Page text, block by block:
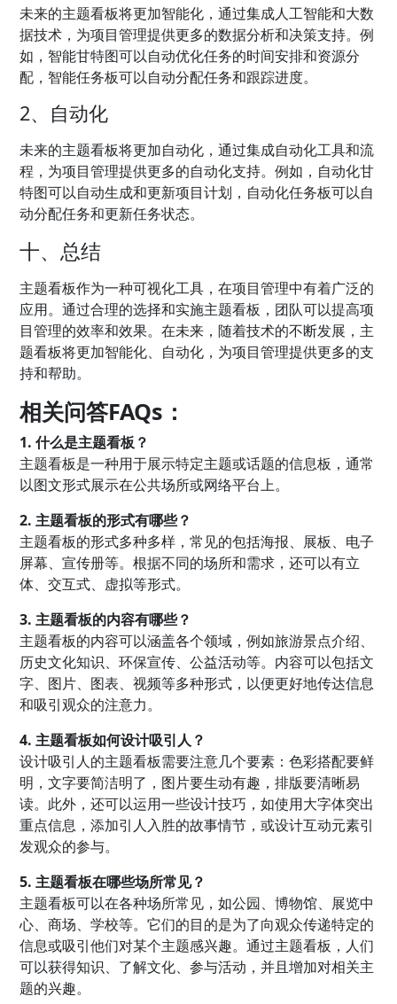
未来的主题看板将更加智能化，通过集成人工智能和大数
据技术，为项目管理提供更多的数据分析和决策支持。例
如，智能甘特图可以自动优化任务的时间安排和资源分
配，智能任务板可以自动分配任务和跟踪进度。
2、自动化
未来的主题看板将更加自动化，通过集成自动化工具和流
程，为项目管理提供更多的自动化支持。例如，自动化甘
特图可以自动生成和更新项目计划，自动化任务板可以自
动分配任务和更新任务状态。
十、总结
主题看板作为一种可视化工具，在项目管理中有着广泛的
应用。通过合理的选择和实施主题看板，团队可以提高项
目管理的效率和效果。在未来，随着技术的不断发展，主
题看板将更加智能化、自动化，为项目管理提供更多的支
持和帮助。
相关问答FAQs：
1. 什么是主题看板？
主题看板是一种用于展示特定主题或话题的信息板，通常
以图文形式展示在公共场所或网络平台上。
2. 主题看板的形式有哪些？
主题看板的形式多种多样，常见的包括海报、展板、电子
屏幕、宣传册等。根据不同的场所和需求，还可以有立
体、交互式、虚拟等形式。
3. 主题看板的内容有哪些？
主题看板的内容可以涵盖各个领域，例如旅游景点介绍、
历史文化知识、环保宣传、公益活动等。内容可以包括文
字、图片、图表、视频等多种形式，以便更好地传达信息
和吸引观众的注意力。
4. 主题看板如何设计吸引人？
设计吸引人的主题看板需要注意几个要素：色彩搭配要鲜
明，文字要简洁明了，图片要生动有趣，排版要清晰易
读。此外，还可以运用一些设计技巧，如使用大字体突出
重点信息，添加引人入胜的故事情节，或设计互动元素引
发观众的参与。
5. 主题看板在哪些场所常见？
主题看板可以在各种场所常见，如公园、博物馆、展览中
心、商场、学校等。它们的目的是为了向观众传递特定的
信息或吸引他们对某个主题感兴趣。通过主题看板，人们
可以获得知识、了解文化、参与活动，并且增加对相关主
题的兴趣。